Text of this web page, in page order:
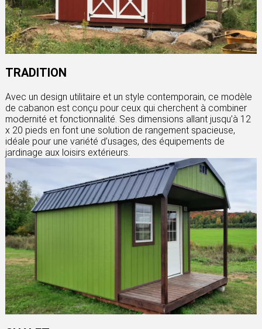
TRADITION
Avec un design utilitaire et un style contemporain, ce modèle
de cabanon est conçu pour ceux qui cherchent à combiner
modernité et fonctionnalité. Ses dimensions allant jusqu’à 12
x 20 pieds en font une solution de rangement spacieuse,
idéale pour une variété d’usages, des équipements de
jardinage aux loisirs extérieurs.